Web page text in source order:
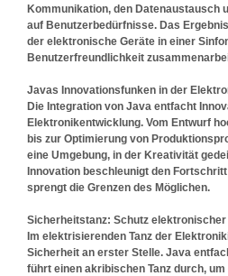
Kommunikation, den Datenaustausch
auf Benutzerbedürfnisse. Das
der elektronische Geräte in einer
Benutzerfreundlichkeit
Javas Innovationsfunken in der
Die Integration von Java entfacht
Elektronikentwicklung. Vom Entwurf
bis zur Optimierung von
eine Umgebung, in der Kreativität
Innovation beschleunigt den
sprengt die Grenzen des Möglichen.
Sicherheitstanz: Schutz
Im elektrisierenden Tanz der
Sicherheit an erster Stelle. Java
führt einen akribischen Tanz durch,